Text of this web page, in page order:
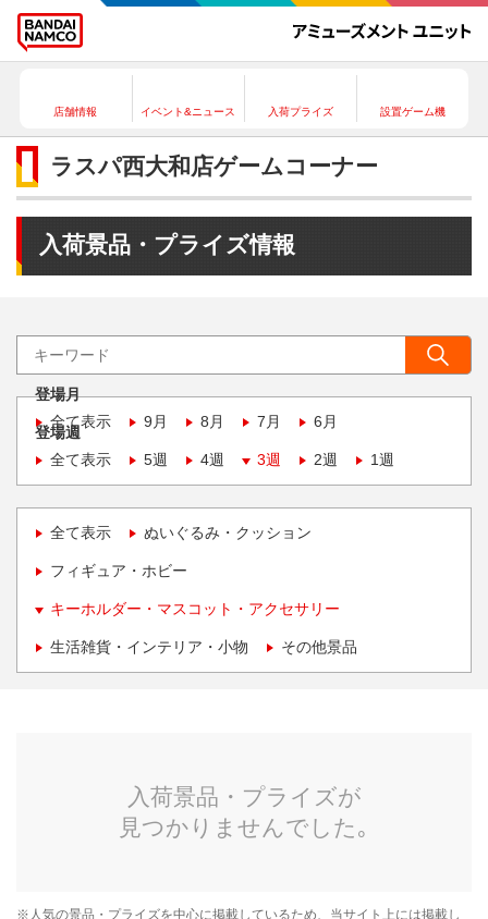
店舗情報 イベント&ニュース 入荷プライズ 設置ゲーム機
ラスパ西大和店ゲームコーナー
入荷景品・プライズ情報
登場月
全て表示
9月 8月 7月 6月
登場週
全て表示
5週 4週 3週 2週 1週
全て表示 ぬいぐるみ・クッション
フィギュア・ホビー
キーホルダー・マスコット・アクセサリー
生活雑貨・インテリア・小物 その他景品